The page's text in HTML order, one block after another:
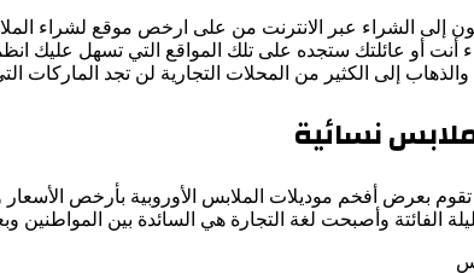
إلى الشراء عبر الانترنت من على ارخص موقع لشراء
أو عائلتك ستجده على تلك المواقع التي تسهل عليك
إلى الكثير من المحلات التجارية لن تجد الماركات التي
نسائية
تقوم بعرض أفخم موديلات الملابس الأوروبية بأرخص
الفائتة وأصبحت لغة التجارة هي السائدة بين المواطنين